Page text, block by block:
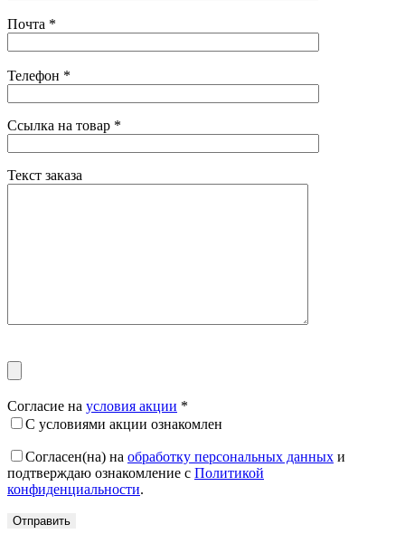
Почта *
Телефон *
Ссылка на товар *
Текст заказа
Согласие на условия акции *
С условиями акции ознакомлен
Согласен(на) на обработку персональных данных и
подтверждаю ознакомление с Политикой
конфиденциальности.